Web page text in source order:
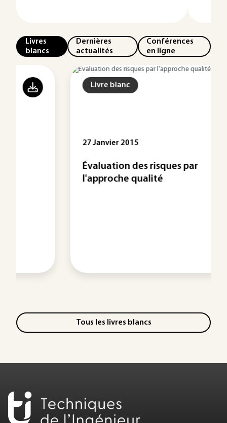
Livres
blancs
Dernières
actualités
Conférences
en ligne
Livre blanc
27 Janvier 2015
Évaluation des risques par
l'approche qualité
Tous les livres blancs